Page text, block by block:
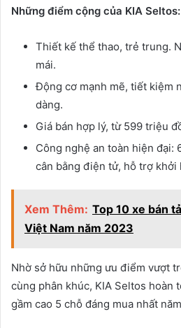
Những điểm cộng của KIA Seltos:
Thiết kế thể thao, trẻ trung.
mái.
Động cơ mạnh mẽ, tiết kiệm
dàng.
Giá bán hợp lý, từ 599 triệu
Công nghệ an toàn hiện đại:
cân bằng điện tử, hỗ trợ khởi
Xem Thêm: Top 10 xe bán
Việt Nam năm 2023
Nhờ sở hữu những ưu điểm vượt
cùng phân khúc, KIA Seltos hoàn
gầm cao 5 chỗ đáng mua nhất